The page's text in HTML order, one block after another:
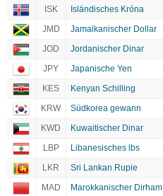
ISK
Isländisches Króna
JMD
Jamaikanischer Dollar
JOD
Jordanischer Dinar
JPY
Japanische Yen
KES
Kenyan Schilling
KRW
Südkorea gewann
KWD
Kuwaitischer Dinar
LBP
Libanesisches lbs
LKR
Sri Lankan Rupie
MAD
Marokkanischer Dirham